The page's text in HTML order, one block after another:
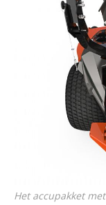
Het accupakket